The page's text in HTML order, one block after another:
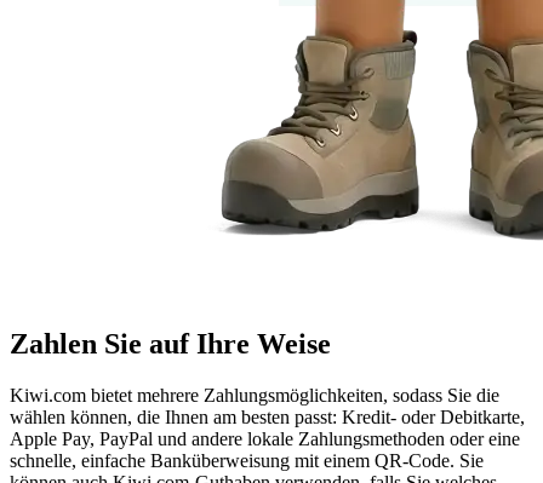
Zahlen Sie auf Ihre Weise
Kiwi.com bietet mehrere Zahlungsmöglichkeiten, sodass Sie die
wählen können, die Ihnen am besten passt: Kredit- oder Debitkarte,
Apple Pay, PayPal und andere lokale Zahlungsmethoden oder eine
schnelle, einfache Banküberweisung mit einem QR-Code. Sie